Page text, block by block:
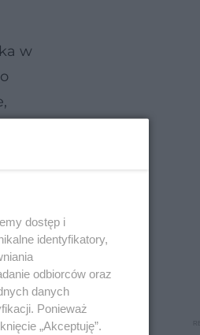
w
i
dostęp i
identyfikatory,
odbiorców oraz
danych
Ponieważ
„Akceptuję”.